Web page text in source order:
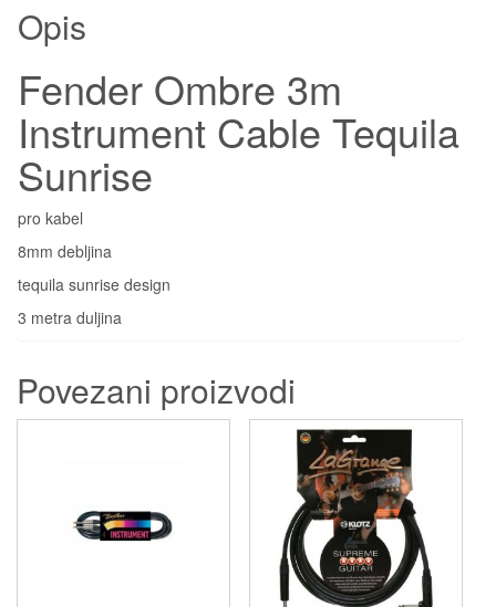
Opis
Fender Ombre 3m
Instrument Cable Tequila
Sunrise
pro kabel
8mm debljina
tequila sunrise design
3 metra duljina
Povezani proizvodi